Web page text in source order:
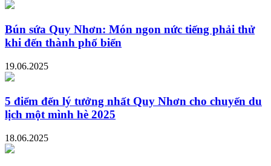
Bún sứa Quy Nhơn: Món ngon nức tiếng phải thử
khi đến thành phố biển
19.06.2025
5 điểm đến lý tưởng nhất Quy Nhơn cho chuyến du
lịch một mình hè 2025
18.06.2025